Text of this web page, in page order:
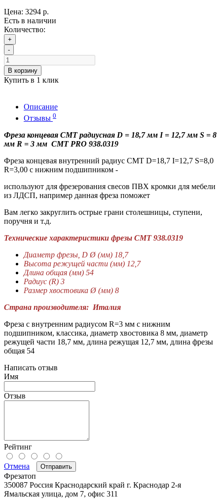
Цена: 3294 р.
Есть в наличии
Количество:
+
-
В корзину
Купить в 1 клик
Описание
Отзывы 0
Фреза концевая CMT радиусная D = 18,7 мм I = 12,7 мм S = 8
мм R = 3 мм CMT PRO 938.0319
Фреза концевая внутренний радиус CMT D=18,7 I=12,7 S=8,0
R=3,00 с нижним подшипником -
используют для фрезерования свесов ПВХ кромки для мебели
из ЛДСП, например данная фреза поможет
Вам легко закруглить острые грани столешницы, ступени,
поручня и т.д.
Технические характеристики фрезы СМТ 938.0319
Диаметр фрезы, D Ø (мм) 18,7
Высота режущей части (мм) 12,7
Длина общая (мм) 54
Радиус (R) 3
Размер хвостовика Ø (мм) 8
Страна производителя: Италия
Фреза с внутренним радиусом R=3 мм с нижним
подшипником, классика, диаметр хвостовика 8 мм, диаметр
режущей части 18,7 мм, длина режущая 12,7 мм, длина фрезы
общая 54
Написать отзыв
Имя
Отзыв
Рейтинг
Отмена Отправить
Фрезатоп
350087 Россия Краснодарский край г. Краснодар 2-я
Ямальская улица, дом 7, офис 311